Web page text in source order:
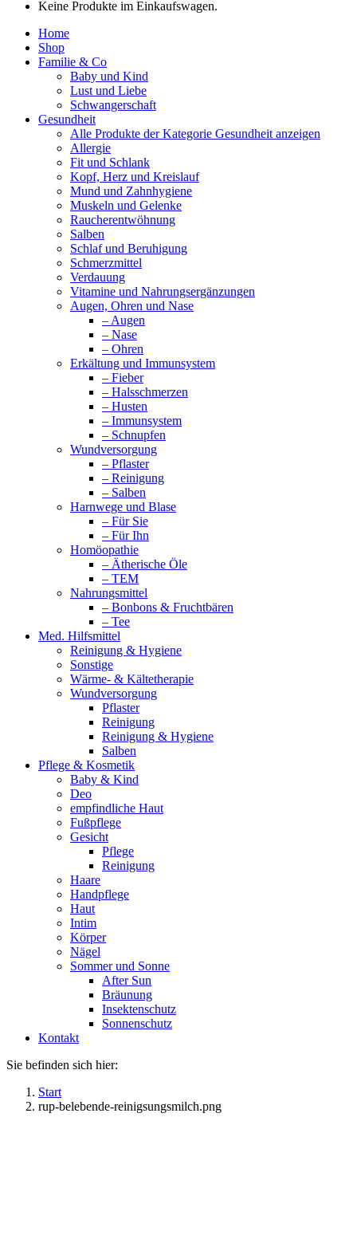
Keine Produkte im Einkaufswagen.
Home
Shop
Familie & Co
Baby und Kind
Lust und Liebe
Schwangerschaft
Gesundheit
Alle Produkte der Kategorie Gesundheit anzeigen
Allergie
Fit und Schlank
Kopf, Herz und Kreislauf
Mund und Zahnhygiene
Muskeln und Gelenke
Raucherentwöhnung
Salben
Schlaf und Beruhigung
Schmerzmittel
Verdauung
Vitamine und Nahrungsergänzungen
Augen, Ohren und Nase
– Augen
– Nase
– Ohren
Erkältung und Immunsystem
– Fieber
– Halsschmerzen
– Husten
– Immunsystem
– Schnupfen
Wundversorgung
– Pflaster
– Reinigung
– Salben
Harnwege und Blase
– Für Sie
– Für Ihn
Homöopathie
– Ätherische Öle
– TEM
Nahrungsmittel
– Bonbons & Fruchtbären
– Tee
Med. Hilfsmittel
Reinigung & Hygiene
Sonstige
Wärme- & Kältetherapie
Wundversorgung
Pflaster
Reinigung
Reinigung & Hygiene
Salben
Pflege & Kosmetik
Baby & Kind
Deo
empfindliche Haut
Fußpflege
Gesicht
Pflege
Reinigung
Haare
Handpflege
Haut
Intim
Körper
Nägel
Sommer und Sonne
After Sun
Bräunung
Insektenschutz
Sonnenschutz
Kontakt
Sie befinden sich hier:
Start
rup-belebende-reinigsungsmilch.png